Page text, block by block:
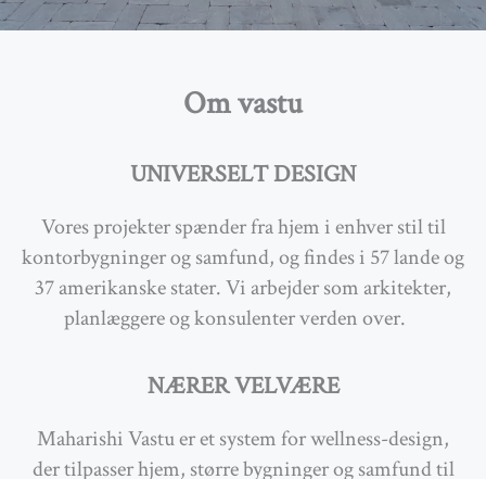
Om vastu
UNIVERSELT DESIGN
Vores projekter spænder fra hjem i enhver stil til
kontorbygninger og samfund, og findes i 57 lande og
37 amerikanske stater. Vi arbejder som arkitekter,
planlæggere og konsulenter verden over.
NÆRER VELVÆRE
Maharishi Vastu er et system for wellness-design,
der tilpasser hjem, større bygninger og samfund til